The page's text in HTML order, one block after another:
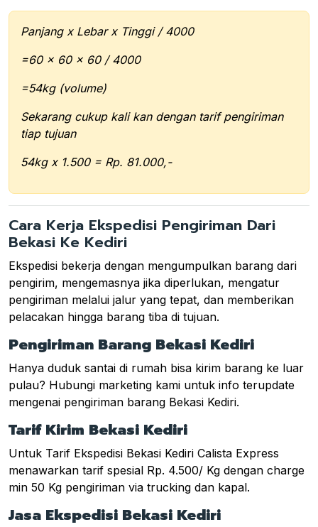
Panjang x Lebar x Tinggi / 4000
=60 x 60 x 60 / 4000
=54kg (volume)
Sekarang cukup kali kan dengan tarif pengiriman
tiap tujuan
54kg x 1.500 = Rp. 81.000,-
Cara Kerja Ekspedisi Pengiriman Dari
Bekasi Ke Kediri
Ekspedisi bekerja dengan mengumpulkan barang dari
pengirim, mengemasnya jika diperlukan, mengatur
pengiriman melalui jalur yang tepat, dan memberikan
pelacakan hingga barang tiba di tujuan.
Pengiriman Barang Bekasi Kediri
Hanya duduk santai di rumah bisa kirim barang ke luar
pulau? Hubungi marketing kami untuk info terupdate
mengenai pengiriman barang Bekasi Kediri.
Tarif Kirim Bekasi Kediri
Untuk Tarif Ekspedisi Bekasi Kediri Calista Express
menawarkan tarif spesial Rp. 4.500/ Kg dengan charge
min 50 Kg pengiriman via trucking dan kapal.
Jasa Ekspedisi Bekasi Kediri